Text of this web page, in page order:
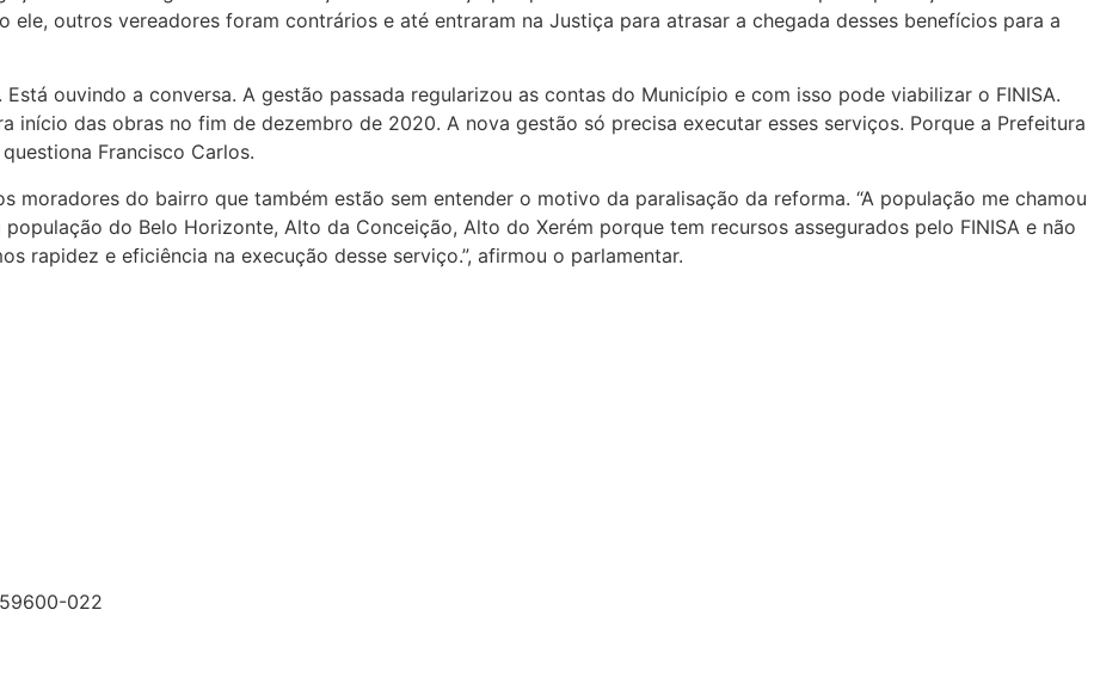
ele, outros vereadores foram contrários e até entraram na Justiça para atrasar a chegada desses benefícios para a
ouvindo a conversa. A gestão passada regularizou as contas do Município e com isso pode viabilizar o FINISA.
início das obras no fim de dezembro de 2020. A nova gestão só precisa executar esses serviços. Porque a Prefeitura
Francisco Carlos.
moradores do bairro que também estão sem entender o motivo da paralisação da reforma. “A população me chamou
do Belo Horizonte, Alto da Conceição, Alto do Xerém porque tem recursos assegurados pelo FINISA e não
rapidez e eficiência na execução desse serviço.”, afirmou o parlamentar.
022